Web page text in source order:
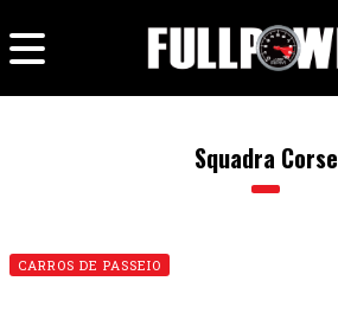
Squadra Corse
CARROS DE PASSEIO